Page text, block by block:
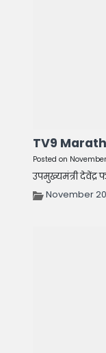
TV9
Posted on
उपमुख्यमंत्री देवेंद्र
November